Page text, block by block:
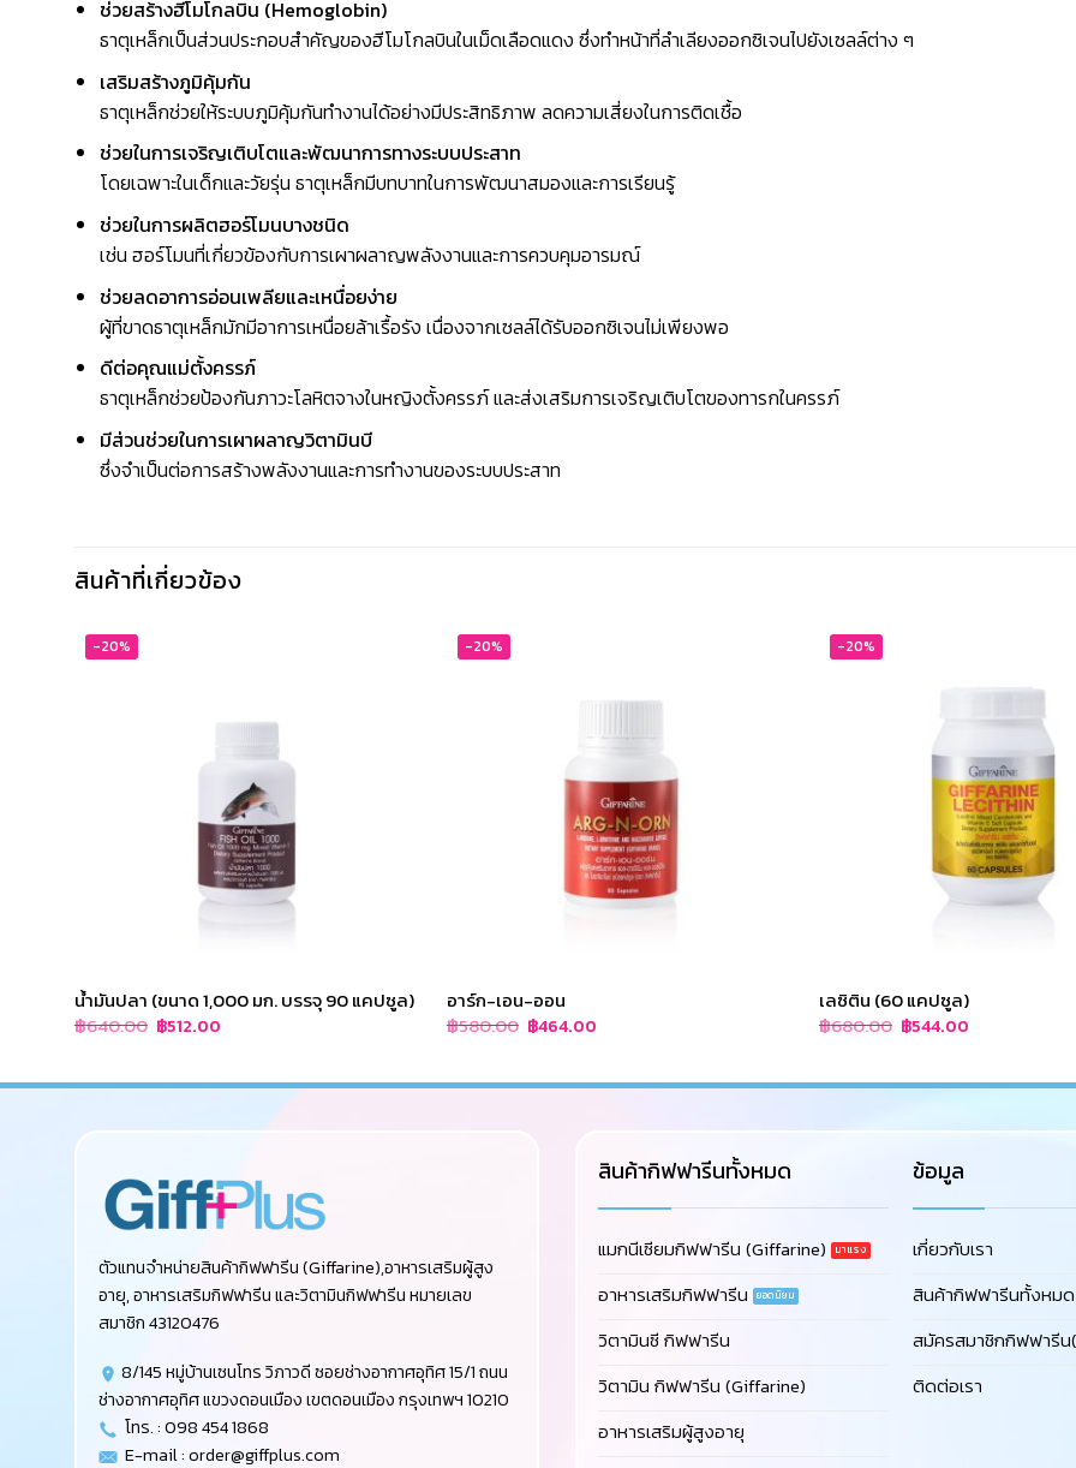
ช่วยสร้างฮีโมโกลบิน (Hemoglobin)
ธาตุเหล็กเป็นส่วนประกอบสำคัญของฮีโมโกลบินในเม็ดเลือดแดง ซึ่งทำหน้าที่ลำเลียงออกซิเจนไปยังเซลล์ต่าง ๆ
เสริมสร้างภูมิคุ้มกัน
ธาตุเหล็กช่วยให้ระบบภูมิคุ้มกันทำงานได้อย่างมีประสิทธิภาพ ลดความเสี่ยงในการติดเชื้อ
ช่วยในการเจริญเติบโตและพัฒนาการทางระบบประสาท
โดยเฉพาะในเด็กและวัยรุ่น ธาตุเหล็กมีบทบาทในการพัฒนาสมองและการเรียนรู้
ช่วยในการผลิตฮอร์โมนบางชนิด
เช่น ฮอร์โมนที่เกี่ยวข้องกับการเผาผลาญพลังงานและการควบคุมอารมณ์
ช่วยลดอาการอ่อนเพลียและเหนื่อยง่าย
ผู้ที่ขาดธาตุเหล็กมักมีอาการเหนื่อยล้าเรื้อรัง เนื่องจากเซลล์ได้รับออกซิเจนไม่เพียงพอ
ดีต่อคุณแม่ตั้งครรภ์
ธาตุเหล็กช่วยป้องกันภาวะโลหิตจางในหญิงตั้งครรภ์ และส่งเสริมการเจริญเติบโตของทารกในครรภ์
มีส่วนช่วยในการเผาผลาญวิตามินบี
ซึ่งจำเป็นต่อการสร้างพลังงานและการทำงานของระบบประสาท
สินค้าที่เกี่ยวข้อง
-20%
น้ำมันปลา (ขนาด 1,000 มก. บรรจุ 90 แคปซูล)
฿640.00 Original
price
฿512.00
-20%
อาร์ก-เอน-ออน
฿580.00 Original
price
฿464.00
-20%
เลซิติน (60 แคปซูล)
฿680.00 Original
price
฿544.00
ตัวแทนจำหน่ายสินค้ากิฟฟารีน (Giffarine),อาหารเสริมผู้สูง
อายุ, อาหารเสริมกิฟฟารีน และวิตามินกิฟฟารีน หมายเลข
สมาชิก 43120476
8/145 หมู่บ้านเซนโทร วิภาวดี ซอยช่างอากาศอุทิศ 15/1 ถนน
ช่างอากาศอุทิศ แขวงดอนเมือง เขตดอนเมือง กรุงเทพฯ 10210
โทร. : 098 454 1868
E-mail :order@giffplus.com
สินค้ากิฟฟารีนทั้งหมด
แมกนีเซียมกิฟฟารีน (Giffarine)
อาหารเสริมกิฟฟารีน
วิตามินซี กิฟฟารีน
วิตามิน กิฟฟารีน (Giffarine)
อาหารเสริมผู้สูงอายุ
ข้อมูล
เกี่ยวกับเรา
สินค้ากิฟฟารีนทั้งหมด
สมัครสมาชิกกิฟฟารีน
ติดต่อเรา